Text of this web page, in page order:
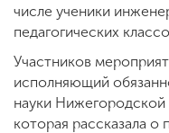
числе ученики
педагогических
Участников
исполняющий
науки Нижегородской
которая рассказала о